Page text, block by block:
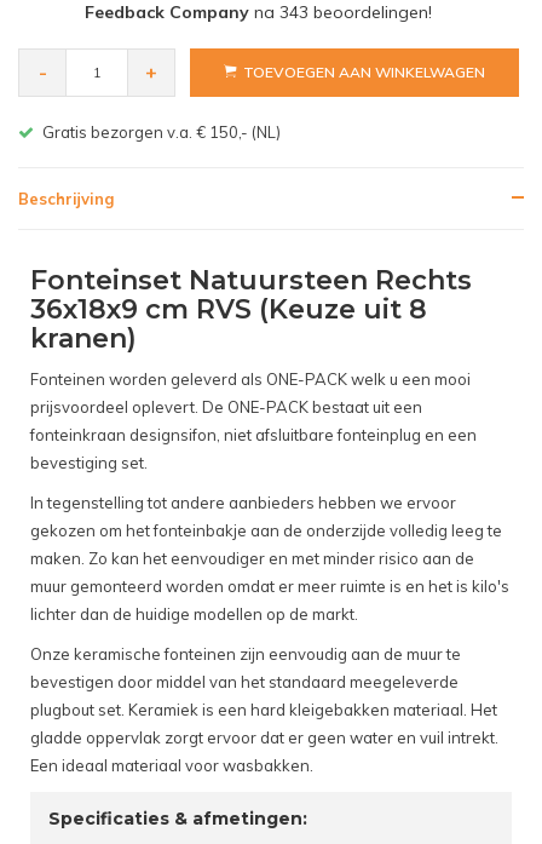
Feedback Companyna 343 beoordelingen!
- + TOEVOEGEN AAN WINKELWAGEN
Gratis bezorgen v.a. € 150,- (NL)
Beschrijving
Fonteinset Natuursteen Rechts
36x18x9 cm RVS (Keuze uit 8
kranen)
Fonteinen worden geleverd als ONE-PACK welk u een mooi
prijsvoordeel oplevert. De ONE-PACK bestaat uit een
fonteinkraan designsifon, niet afsluitbare fonteinplug en een
bevestiging set.
In tegenstelling tot andere aanbieders hebben we ervoor
gekozen om het fonteinbakje aan de onderzijde volledig leeg te
maken. Zo kan het eenvoudiger en met minder risico aan de
muur gemonteerd worden omdat er meer ruimte is en het is kilo's
lichter dan de huidige modellen op de markt.
Onze keramische fonteinen zijn eenvoudig aan de muur te
bevestigen door middel van het standaard meegeleverde
plugbout set. Keramiek is een hard kleigebakken materiaal. Het
gladde oppervlak zorgt ervoor dat er geen water en vuil intrekt.
Een ideaal materiaal voor wasbakken.
Specificaties & afmetingen: